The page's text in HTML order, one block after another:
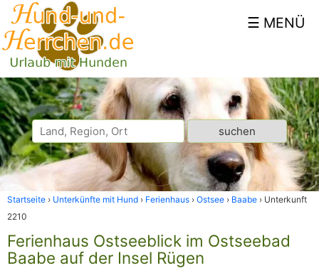
Startseite Unterkünfte mit Hund Ferienhaus Ostsee Baabe
Unterkunft
2210
Ferienhaus Ostseeblick im Ostseebad
Baabe auf der Insel Rügen